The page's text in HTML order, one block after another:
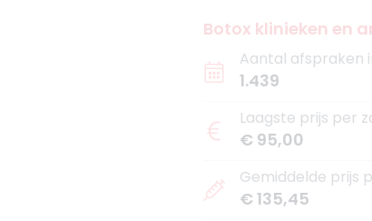
Botox klinieken en
Aantal afspraken
1.439
Laagste prijs per
€ 95,00
Gemiddelde prijs
€ 135,45